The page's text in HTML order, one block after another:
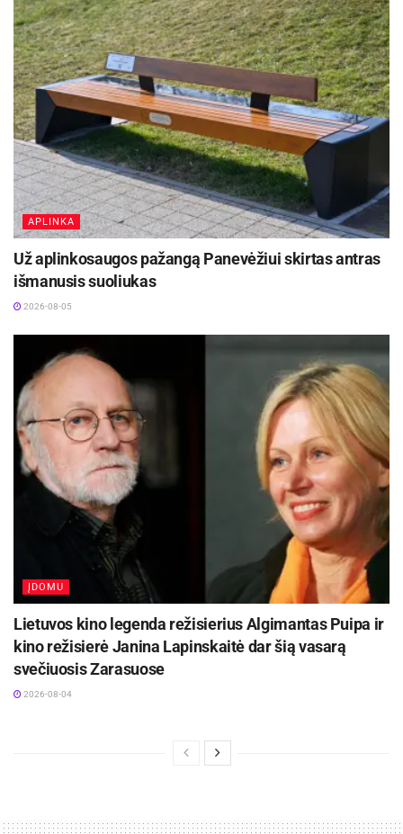
APLINKA
Už aplinkosaugos pažangą Panevėžiui skirtas antras
išmanusis suoliukas
2026-08-05
ĮDOMU
Lietuvos kino legenda režisierius Algimantas Puipa ir
kino režisierė Janina Lapinskaitė dar šią vasarą
svečiuosis Zarasuose
2026-08-04